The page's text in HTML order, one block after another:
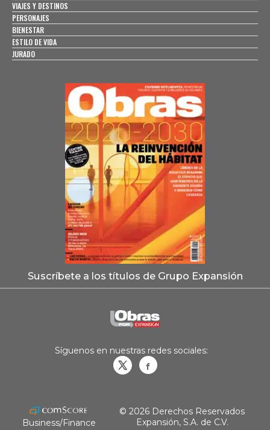
VIAJES Y DESTINOS
PERSONAJES
BIENESTAR
ESTILO DE VIDA
JURADO
Suscríbete a los títulos de Grupo Expansión
Síguenos en nuestras redes sociales:
Business/Finance
© 2026 Derechos Reservados
Expansión, S.A. de C.V.